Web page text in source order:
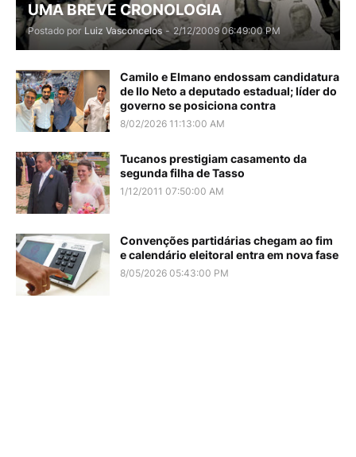
UMA BREVE CRONOLOGIA
Postado por Luiz Vasconcelos - 2/12/2009 06:49:00 PM
Camilo e Elmano endossam candidatura
de Ilo Neto a deputado estadual; líder do
governo se posiciona contra
8/02/2026 11:13:00 AM
Tucanos prestigiam casamento da
segunda filha de Tasso
1/12/2011 07:50:00 AM
Convenções partidárias chegam ao fim
e calendário eleitoral entra em nova fase
8/05/2026 05:43:00 PM